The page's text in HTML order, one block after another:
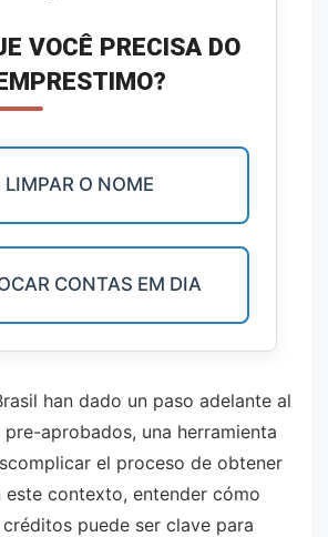
VOCÊ PRECISA DO
LIMPAR O NOME
CONTAS EM DIA
han dado un paso adelante al
aprobados, una herramienta
el proceso de obtener
este contexto, entender cómo
puede ser clave para